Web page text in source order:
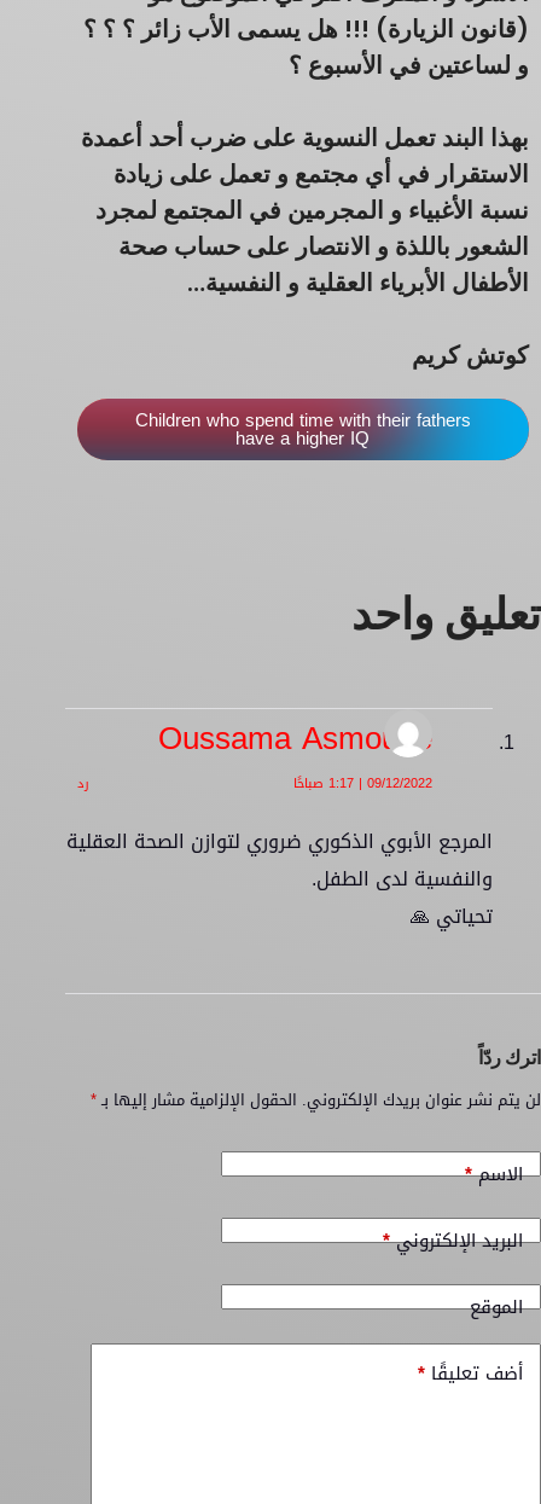
(قانون الزيارة) !!! هل يسمى الأب زائر ؟ ؟ ؟
و لساعتين في الأسبوع ؟
بهذا البند تعمل النسوية على ضرب أحد أعمدة
الاستقرار في أي مجتمع و تعمل على زيادة
نسبة الأغبياء و المجرمين في المجتمع لمجرد
الشعور باللذة و الانتصار على حساب صحة
الأطفال الأبرياء العقلية و النفسية…
كوتش كريم
Children who spend time with their fathers
have a higher IQ
تعليق واحد
Oussama Asmoune
09/12/2022 | 1:17 صباحًا رد
المرجع الأبوي الذكوري ضروري لتوازن الصحة العقلية
والنفسية لدى الطفل.
تحياتي 🙏
اترك ردّاً
لن يتم نشر عنوان بريدك الإلكتروني. الحقول الإلزامية مشار إليها بـ*
الاسم*
البريد الإلكتروني*
الموقع
أضف تعليقًا *